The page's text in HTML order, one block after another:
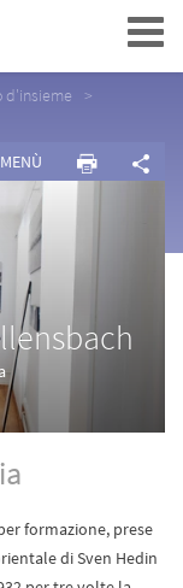
Navigation
d'insieme
formazione, prese
di Sven Hedin